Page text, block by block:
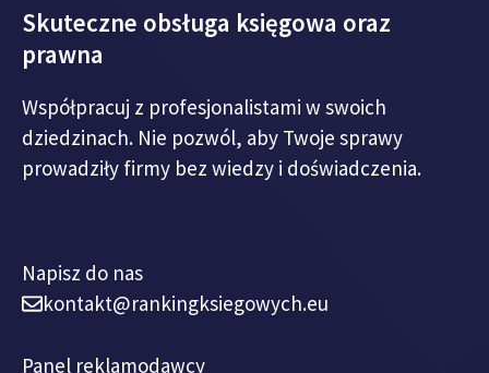
Skuteczne obsługa księgowa oraz
prawna
Współpracuj z profesjonalistami w swoich
dziedzinach. Nie pozwól, aby Twoje sprawy
prowadziły firmy bez wiedzy i doświadczenia.
Napisz do nas
kontakt@rankingksiegowych.eu
Panel reklamodawcy